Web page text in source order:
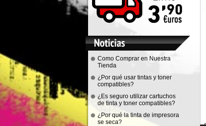
Como Comprar en Nuestra
Tienda
¿Por qué usar tintas y toner
compatibles?
¿Es seguro utilizar cartuchos
de tinta y toner compatibles?
¿Por qué la tinta de impresora
se seca?